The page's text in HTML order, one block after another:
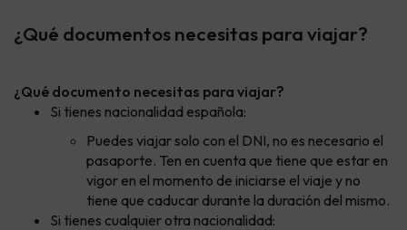
¿Qué documentos necesitas para viajar?
¿Qué documento necesitas para viajar?
Si tienes nacionalidad española:
Puedes viajar solo con el DNI, no es necesario el
pasaporte. Ten en cuenta que tiene que estar en
vigor en el momento de iniciarse el viaje y no
tiene que caducar durante la duración del mismo.
Si tienes cualquier otra nacionalidad: